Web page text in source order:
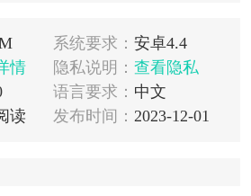
系统要求： 安卓4.4
情 隐私说明： 查看隐私
语言要求： 中文
读 发布时间： 2023-12-01